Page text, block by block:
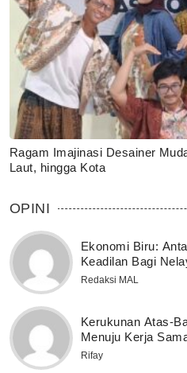
Ragam Imajinasi Desainer
Laut, hingga Kota
OPINI
Ekonomi Biru:
Keadilan Bagi
Redaksi MAL
Kerukunan Atas-
Menuju Kerja
Rifay